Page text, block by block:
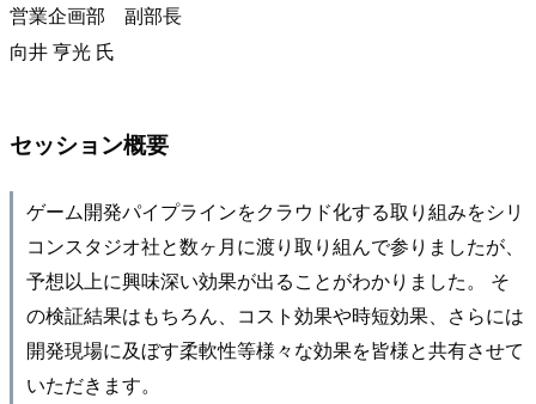
営業企画部 副部長
向井 亨光 氏
セッション概要
ゲーム開発パイプラインをクラウド化する取り組みをシリ
コンスタジオ社と数ヶ月に渡り取り組んで参りましたが、
予想以上に興味深い効果が出ることがわかりました。 そ
の検証結果はもちろん、コスト効果や時短効果、さらには
開発現場に及ぼす柔軟性等様々な効果を皆様と共有させて
いただきます。